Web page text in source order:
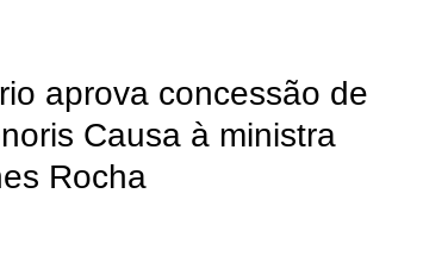
aprova concessão de
Causa à ministra
Rocha